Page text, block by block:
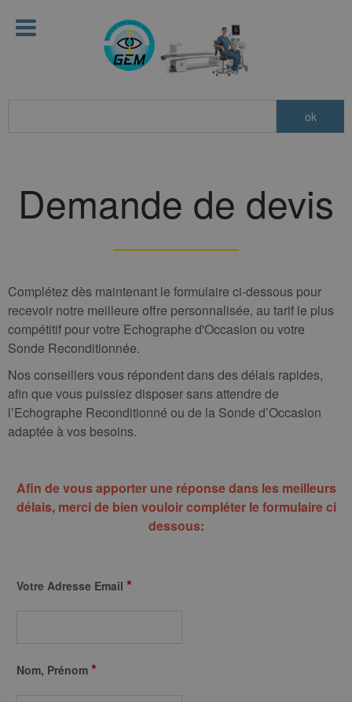
Demande de devis
Complétez dès maintenant le formulaire ci-dessous pour
recevoir notre meilleure offre personnalisée, au tarif le plus
compétitif pour votre Echographe d'Occasion ou votre
Sonde Reconditionnée.
Nos conseillers vous répondent dans des délais rapides,
afin que vous puissiez disposer sans attendre de
l’Echographe Reconditionné ou de la Sonde d’Occasion
adaptée à vos besoins.
Afin de vous apporter une réponse dans les meilleurs
délais, merci de bien vouloir compléter le formulaire ci
dessous:
Votre Adresse Email*
Nom, Prénom*